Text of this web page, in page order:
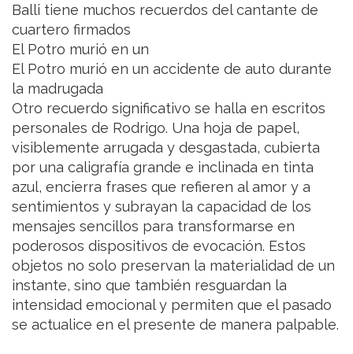
Balli tiene muchos recuerdos del cantante de
cuartero firmados
El Potro murió en un
El Potro murió en un accidente de auto durante
la madrugada
Otro recuerdo significativo se halla en escritos
personales de Rodrigo. Una hoja de papel,
visiblemente arrugada y desgastada, cubierta
por una caligrafía grande e inclinada en tinta
azul, encierra frases que refieren al amor y a
sentimientos y subrayan la capacidad de los
mensajes sencillos para transformarse en
poderosos dispositivos de evocación. Estos
objetos no solo preservan la materialidad de un
instante, sino que también resguardan la
intensidad emocional y permiten que el pasado
se actualice en el presente de manera palpable.